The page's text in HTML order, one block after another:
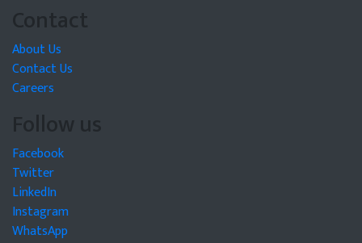
Contact
About Us
Contact Us
Careers
Follow us
Facebook
Twitter
LinkedIn
Instagram
WhatsApp